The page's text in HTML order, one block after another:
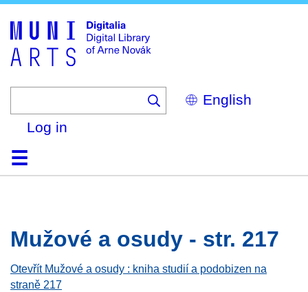
Select
your
Log in
HomeBrowse
Search
About
HelpContactDigitalia
Mužové a osudy - str. 217
Otevřít Mužové a osudy : kniha studií a podobizen na
straně 217